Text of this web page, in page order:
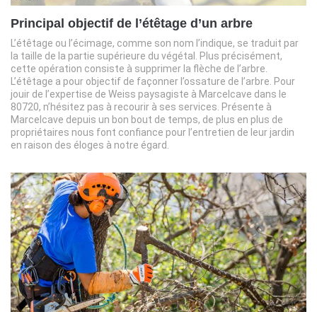
Principal objectif de l’étêtage d’un arbre
L’étêtage ou l’écimage, comme son nom l’indique, se traduit par
la taille de la partie supérieure du végétal. Plus précisément,
cette opération consiste à supprimer la flèche de l’arbre.
L’étêtage a pour objectif de façonner l’ossature de l’arbre. Pour
jouir de l’expertise de Weiss paysagiste à Marcelcave dans le
80720, n’hésitez pas à recourir à ses services. Présente à
Marcelcave depuis un bon bout de temps, de plus en plus de
propriétaires nous font confiance pour l’entretien de leur jardin
en raison des éloges à notre égard.